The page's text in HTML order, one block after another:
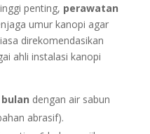
penting, perawatan
umur kanopi agar
direkomendasikan
ahli instalasi kanopi
dengan air sabun
abrasif).